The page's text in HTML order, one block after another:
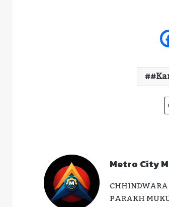
Metro City
CHHINDWARA
PARAKH